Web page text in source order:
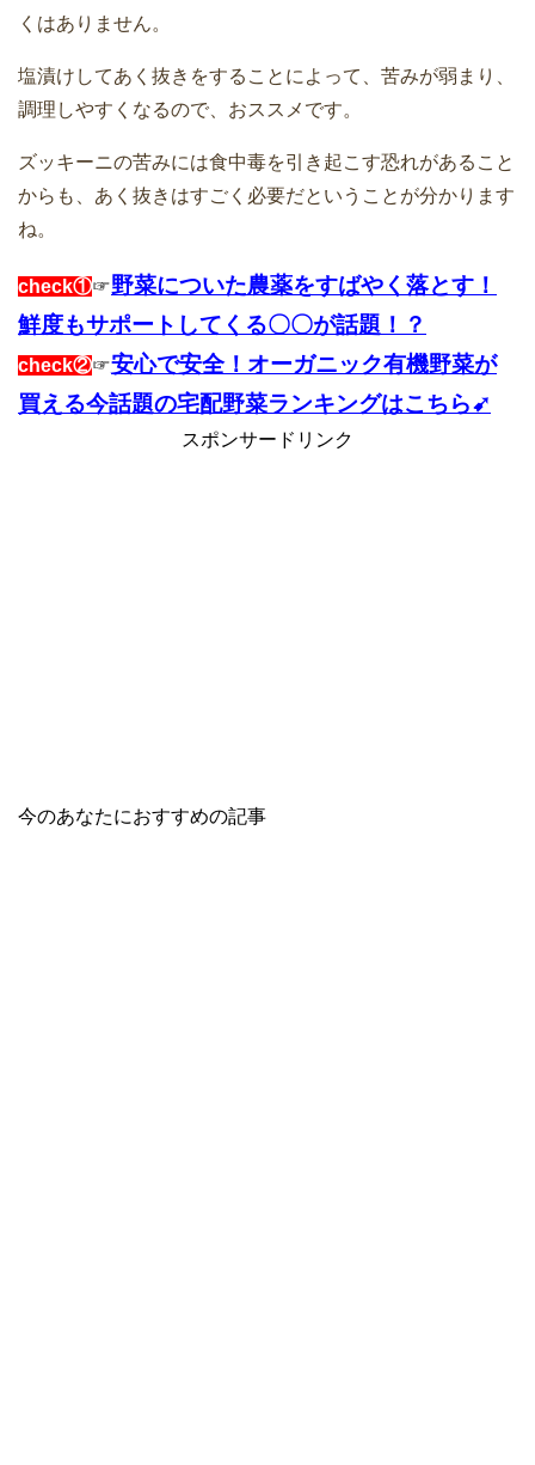
くはありません。
塩漬けしてあく抜きをすることによって、苦みが弱まり、
調理しやすくなるので、おススメです。
ズッキーニの苦みには食中毒を引き起こす恐れがあること
からも、あく抜きはすごく必要だということが分かります
ね。
check①☞野菜についた農薬をすばやく落とす！
鮮度もサポートしてくる〇〇が話題！？
check②☞安心で安全！オーガニック有機野菜が
買える今話題の宅配野菜ランキングはこちら➹
スポンサードリンク
今のあなたにおすすめの記事